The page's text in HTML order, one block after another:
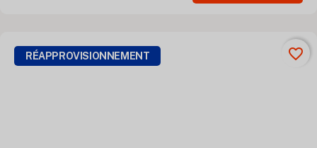
RÉAPPROVISIONNEMENT favorite_border